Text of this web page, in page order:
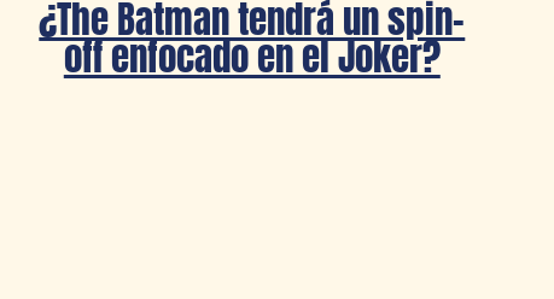
¿The Batman tendrá un spin-
off enfocado en el Joker?